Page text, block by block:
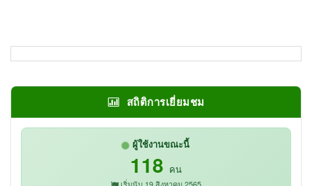
สถิติการเยี่ยมชม
ผู้ใช้งานขณะนี้
118 คน